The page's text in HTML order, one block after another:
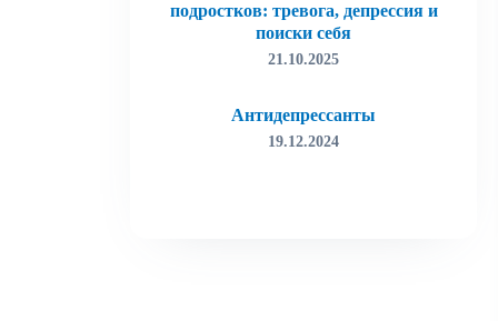
подростков: тревога, депрессия и
поиски себя
21.10.2025
Антидепрессанты
19.12.2024